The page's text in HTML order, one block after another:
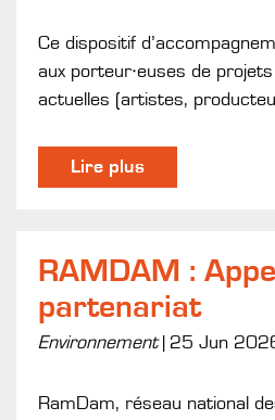
Ce dispositif
aux porteur·euses de
actuelles (artistes,
Lire plus
RAMDAM :
partenariat
Environnement 25 Jun
RamDam, réseau national